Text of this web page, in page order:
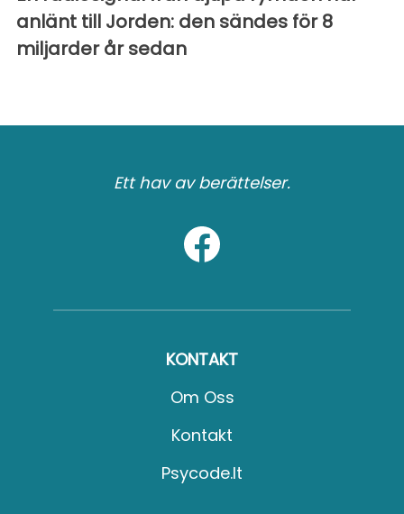
anlänt till Jorden: den sändes för 8
miljarder år sedan
Ett hav av berättelser.
KONTAKT
Om Oss
Kontakt
Psycode.it